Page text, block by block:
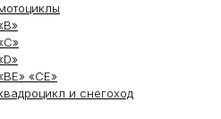
«СЕ»
и снегоход